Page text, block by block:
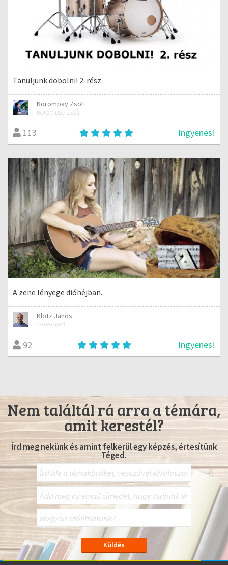
Tanuljunk dobolni! 2. rész
Korompay Zsolt
Korompay Zsolt
113 Ingyenes!
A zene lényege dióhéjban.
Klotz János
Zenetanár
92 Ingyenes!
Nem találtál rá arra a témára,
amit kerestél?
Írd meg nekünk és amint felkerül egy képzés, értesítünk
Téged.